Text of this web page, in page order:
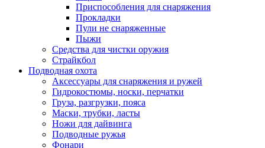
Приспособления для снаряжения
Прокладки
Пули не снаряженные
Пыжи
Средства для чистки оружия
Страйкбол
Подводная охота
Аксессуары для снаряжения и ружей
Гидрокостюмы, носки, перчатки
Груза, разгрузки, пояса
Маски, трубки, ласты
Ножи для дайвинга
Подводные ружья
Фонари